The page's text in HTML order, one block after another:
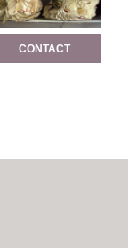
CONTACT